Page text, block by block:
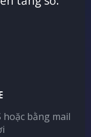
hoặc bằng mail